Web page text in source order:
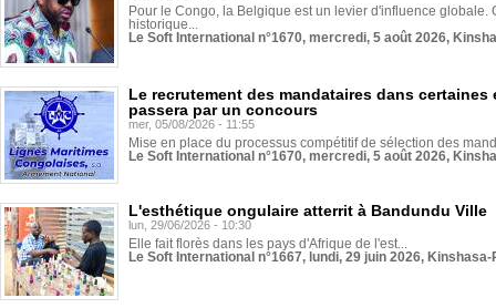
Pour le Congo, la Belgique est un levier d'influence globale.
historique...
Le Soft International n°1670, mercredi, 5 août 2026,
Le recrutement des mandataires dans
passera par un concours
mer, 05/08/2026 - 11:55
Mise en place du processus compétitif de sélection des
Le Soft International n°1670, mercredi, 5 août 2026,
L'esthétique ongulaire atterrit à Bandundu Ville
lun, 29/06/2026 - 10:30
Elle fait florès dans les pays d'Afrique de l'est...
Le Soft International n°1667, lundi, 29 juin 2026,